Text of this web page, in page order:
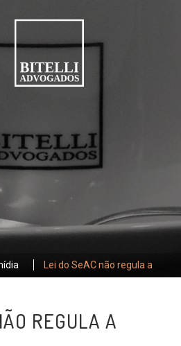
Lei do SeAC não regula a
REGULA A